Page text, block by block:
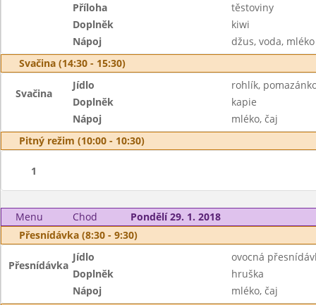
Příloha
těstoviny
Doplněk
kiwi
Nápoj
džus, voda, mléko
Svačina (14:30 - 15:30)
Svačina
Jídlo
rohlík,
Doplněk
kapie
Nápoj
mléko, čaj
Pitný režim (10:00 - 10:30)
1
Menu Chod
Pondělí 29. 1. 2018
Přesnídávka (8:30 - 9:30)
Přesnídávka
Jídlo
ovocná
Doplněk
hruška
Nápoj
mléko, čaj